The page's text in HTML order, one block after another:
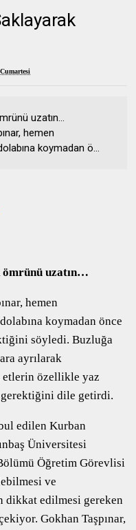
uzatın…
hemen
koymadan ö...
uzatın…
hemen
koymadan önce
söyledi. Buzluğa
ayrılarak
etlerin özellikle yaz
gerektiğini dile getirdi.
edilen Kurban
Üniversitesi
Öğretim Görevlisi
ve
dikkat edilmesi gereken
Gokhan Taşpınar,